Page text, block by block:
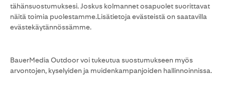
tähänsuostumuksesi. Joskus kolmannet osapuolet suorittavat
näitä toimia puolestamme.Lisätietoja evästeistä on saatavilla
evästekäytännössämme.
BauerMedia Outdoor voi tukeutua suostumukseen myös
arvontojen, kyselyiden ja muidenkampanjoiden hallinnoinnissa.